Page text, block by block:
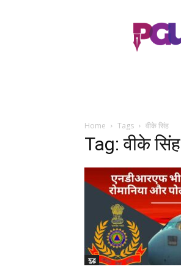
PGurus
Hindi
Home Tags वीके सिंह
Tag: वीके सिंह
युद्ध